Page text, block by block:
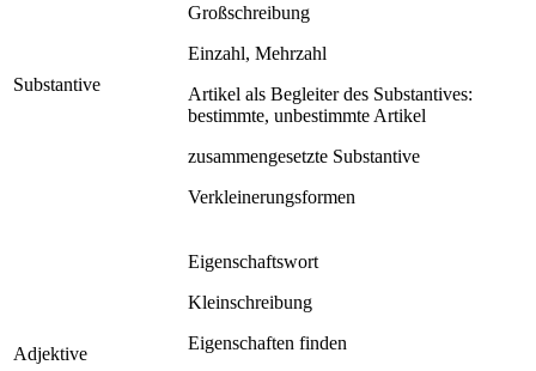
Substantive
Großschreibung
Einzahl, Mehrzahl
Artikel als Begleiter des Substantives:
bestimmte, unbestimmte Artikel
zusammengesetzte Substantive
Verkleinerungsformen
Adjektive
Eigenschaftswort
Kleinschreibung
Eigenschaften finden